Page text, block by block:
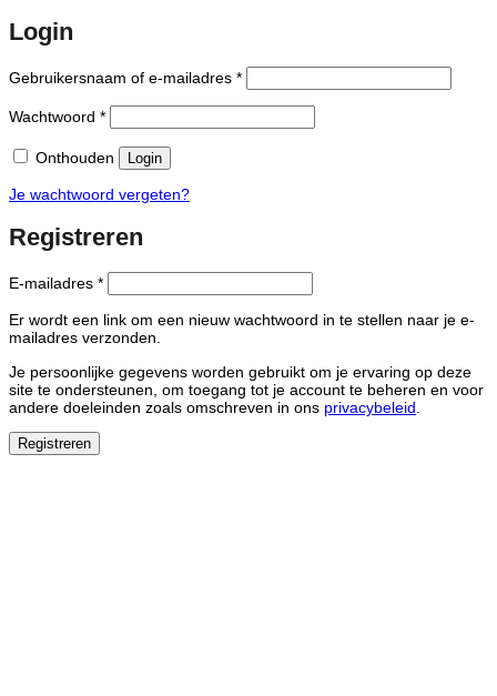
Login
Gebruikersnaam of e-mailadres *Vereist
Wachtwoord *Vereist
Onthouden Login
Je wachtwoord vergeten?
Registreren
E-mailadres *Vereist
Er wordt een link om een nieuw wachtwoord in te stellen naar je e-
mailadres verzonden.
Je persoonlijke gegevens worden gebruikt om je ervaring op deze
site te ondersteunen, om toegang tot je account te beheren en voor
andere doeleinden zoals omschreven in ons privacybeleid
Registreren